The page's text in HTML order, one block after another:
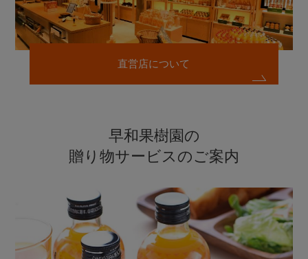
直営店について
早和果樹園の
贈り物サービスのご案内